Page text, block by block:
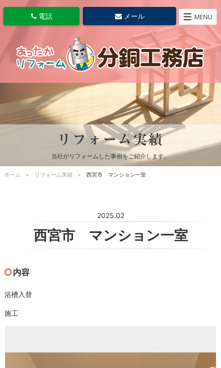
電話 メール MENU
リフォーム実績
当社がリフォームした事例をご紹介します。
ホーム リフォーム実績 西宮市 マンション一室
2025.02
西宮市 マンション一室
内容
浴槽入替
施工